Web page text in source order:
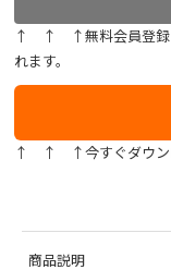
↑ ↑ ↑無料会員登録を
れます。
↑ ↑ ↑今すぐダウンロ
商品説明